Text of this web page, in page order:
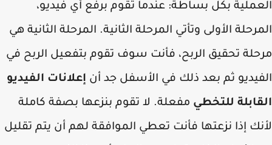
بكل بساطة: عندما تقوم برفع أي فيديو،
الأولى وتأتي المرحلة الثانية. المرحلة الثانية هي
تحقيق الربح، فأنت سوف تقوم بتفعيل الربح في
ثم بعد ذلك في الأسفل جد أنإعلانات الفيديو
للتخطيمفعلة. لا تقوم بنزعها بصفة كاملة
إذا نزعتها فأنت تعطي الموافقة لهم أن يتم تقليل